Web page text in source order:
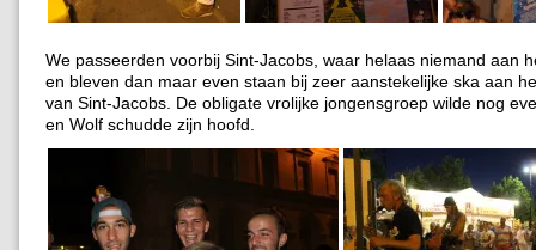
We passeerden voorbij Sint-Jacobs, waar helaas niemand aan
en bleven dan maar even staan bij zeer aanstekelijke ska aan
van Sint-Jacobs. De obligate vrolijke jongensgroep wilde nog
en Wolf schudde zijn hoofd.